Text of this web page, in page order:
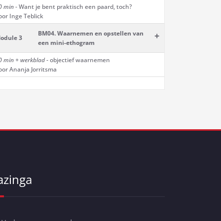
min- Want je bent praktisch een paard, toch?
Inge Teblick
3
BM04. Waarnemen en opstellen van
een mini-ethogram
+
min+ werkblad- objectief waarnemen
Ananja Jorritsma